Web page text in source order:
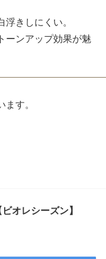
浮きしにくい。
ーンアップ効果が魅
す。
オレシーズン】